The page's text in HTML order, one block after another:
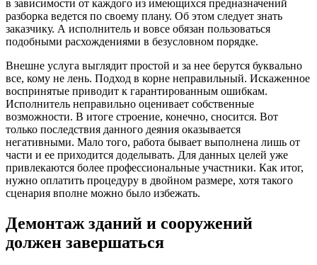
в зависимости от каждого из имеющихся предназначений
разборка ведется по своему плану. Об этом следует знать
заказчику. А исполнитель и вовсе обязан пользоваться
подобными расхождениями в безусловном порядке.
Внешне услуга выглядит простой и за нее берутся буквально
все, кому не лень. Подход в корне неправильный. Искаженное
воспринятые приводит к гарантированным ошибкам.
Исполнитель неправильно оценивает собственные
возможности. В итоге строение, конечно, сносится. Вот
только последствия данного деяния оказывается
негативными. Мало того, работа бывает выполнена лишь от
части и ее приходится доделывать. Для данных целей уже
привлекаются более профессиональные участники. Как итог,
нужно оплатить процедуру в двойном размере, хотя такого
сценария вполне можно было избежать.
Демонтаж зданий и сооружений
должен завершаться